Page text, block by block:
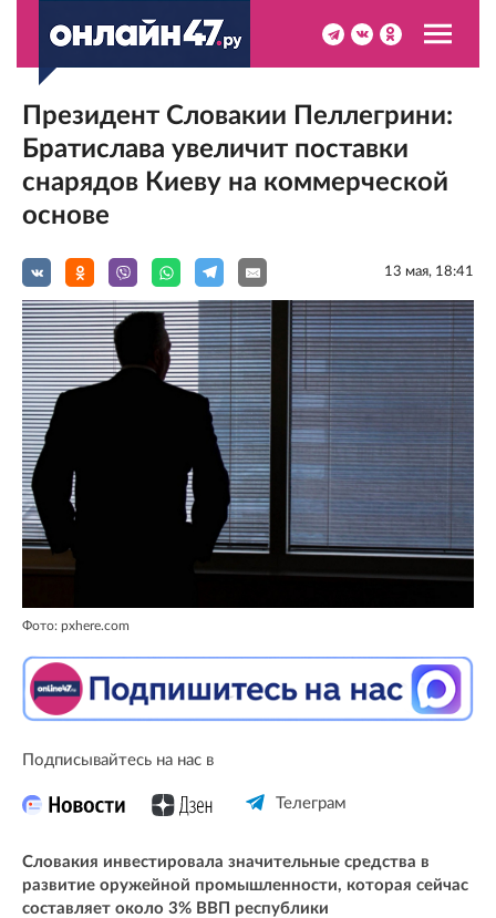
Президент Словакии Пеллегрини:
Братислава увеличит поставки
снарядов Киеву на коммерческой
основе
13 мая, 18:41
Фото: pxhere.com
Подписывайтесь на нас в
Телеграм
Словакия инвестировала значительные средства в
развитие оружейной промышленности, которая сейчас
составляет около 3% ВВП республики